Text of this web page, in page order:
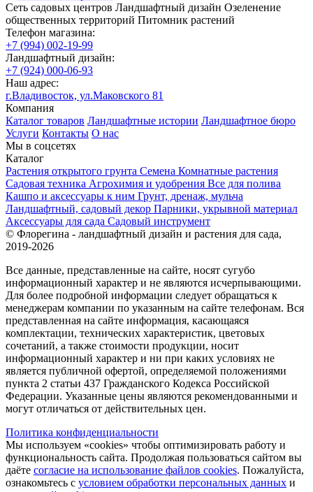
Сеть садовых центров Ландшафтный дизайн Озеленение
общественных территорий Питомник растений
Телефон магазина:
+7 (994) 002-19-99
Ландшафтный дизайн:
+7 (924) 000-06-93
Наш адрес:
г.Владивосток, ул.Маковского 81
Компания
Каталог товаров Ландшафтные истории Ландшафтное бюро
Услуги Контакты О нас
Мы в соцсетях
Каталог
Растения открытого грунта Семена Комнатные растения
Садовая техника Агрохимия и удобрения Все для полива
Кашпо и аксессуары к ним Грунт, дренаж, мульча
Ландшафтный, садовый декор Парники, укрывной материал
Аксессуары для сада Садовый инструмент
© Флорегина - ландшафтный дизайн и растения для сада,
2019-2026
Все данные, представленные на сайте, носят сугубо
информационный характер и не являются исчерпывающими.
Для более подробной информации следует обращаться к
менеджерам компании по указанным на сайте телефонам. Вся
представленная на сайте информация, касающаяся
комплектации, технических характеристик, цветовых
сочетаний, а также стоимости продукции, носит
информационный характер и ни при каких условиях не
является публичной офертой, определяемой положениями
пункта 2 статьи 437 Гражданского Кодекса Российской
Федерации. Указанные цены являются рекомендованными и
могут отличаться от действительных цен.
Политика конфиденциальности
Мы используем «cookies» чтобы оптимизировать работу и
функциональность сайта. Продолжая пользоваться сайтом вы
даёте согласие на использование файлов cookies. Пожалуйста,
ознакомьтесь с условием обработки персональных данных и